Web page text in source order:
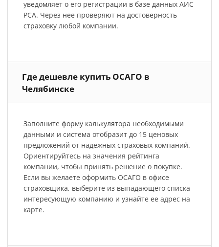
уведомляет о его регистрации в базе данных АИС
РСА. Через нее проверяют на достоверность
страховку любой компании.
Где дешевле купить ОСАГО в
Челябинске
Заполните форму калькулятора необходимыми
данными и система отобразит до 15 ценовых
предложений от надежных страховых компаний.
Ориентируйтесь на значения рейтинга
компании, чтобы принять решение о покупке.
Если вы желаете оформить ОСАГО в офисе
страховщика, выберите из выпадающего списка
интересующую компанию и узнайте ее адрес на
карте.